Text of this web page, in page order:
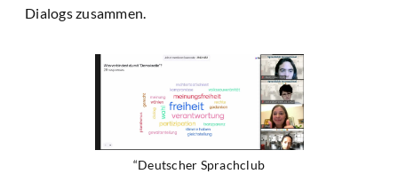
Dialogs zusammen.
“Deutscher Sprachclub